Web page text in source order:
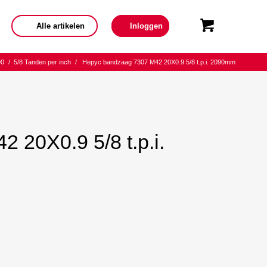
Alle artikelen Inloggen
/ 5/8 Tanden per inch / Hepyc bandzaag 7307 M42 20X0.9 5/8 t.p.i. 2090mm
20X0.9 5/8 t.p.i.